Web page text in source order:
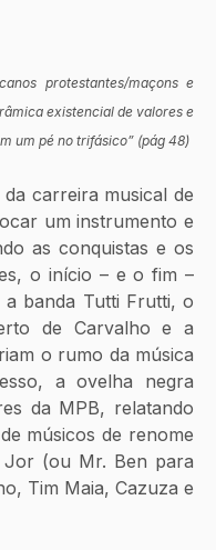
protestantes/maçons e
existencial de valores e
um pé no trifásico” (pág 48)
carreira musical de
um instrumento e
as conquistas e os
o início – e o fim –
banda Tutti Frutti, o
de Carvalho e a
o rumo da música
a ovelha negra
da MPB, relatando
músicos de renome
(ou Mr. Ben para
Tim Maia, Cazuza e